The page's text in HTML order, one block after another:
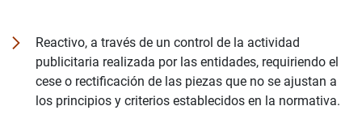
Reactivo, a través de un control de la actividad
publicitaria realizada por las entidades, requiriendo el
cese o rectificación de las piezas que no se ajustan a
los principios y criterios establecidos en la normativa.